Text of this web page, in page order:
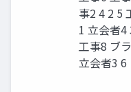
事2 4 2 5
1 立会者4
工事8 ブ
立会者3 6